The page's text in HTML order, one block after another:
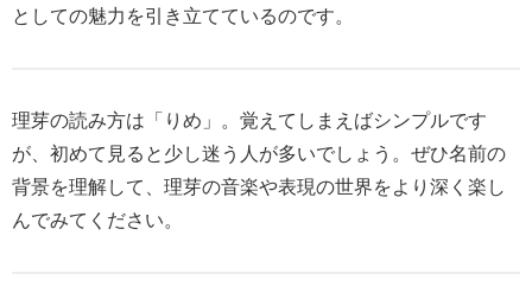
としての魅力を引き立てているのです。
理芽の読み方は「りめ」。覚えてしまえばシンプルです
が、初めて見ると少し迷う人が多いでしょう。ぜひ名前の
背景を理解して、理芽の音楽や表現の世界をより深く楽し
んでみてください。